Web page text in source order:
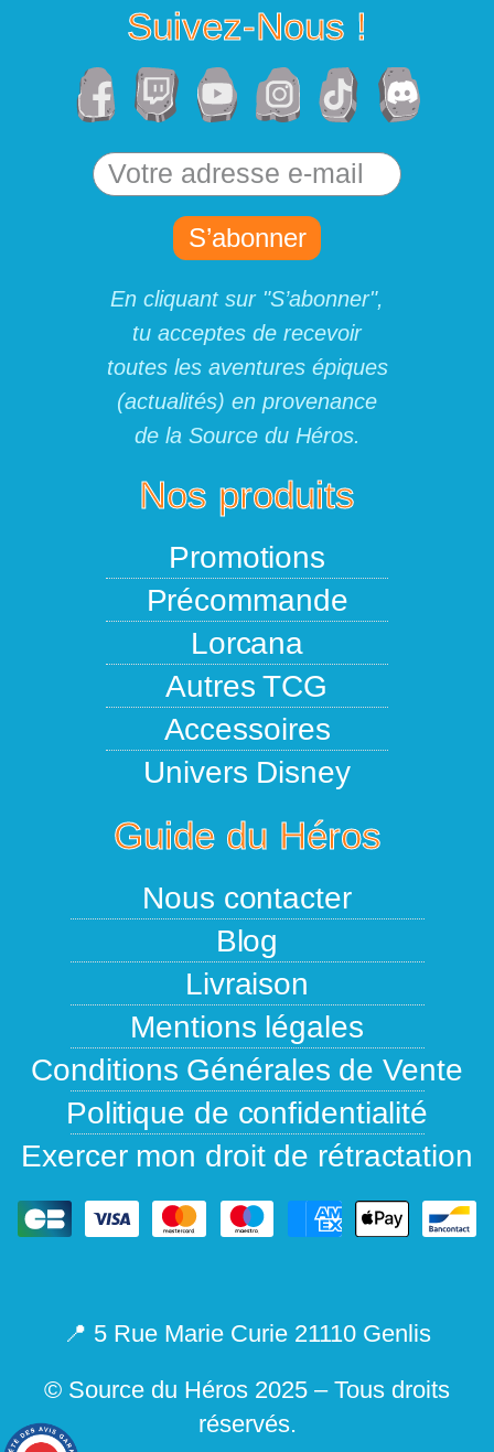
Suivez-Nous !
S’abonner
En cliquant sur "S’abonner",
tu acceptes de recevoir
toutes les aventures épiques
(actualités) en provenance
de la Source du Héros.
Nos produits
Promotions
Précommande
Lorcana
Autres TCG
Accessoires
Univers Disney
Guide du Héros
Nous contacter
Blog
Livraison
Mentions légales
Conditions Générales de Vente
Politique de confidentialité
Exercer mon droit de rétractation
📍 5 Rue Marie Curie 21110 Genlis
© Source du Héros 2025 – Tous droits
réservés.